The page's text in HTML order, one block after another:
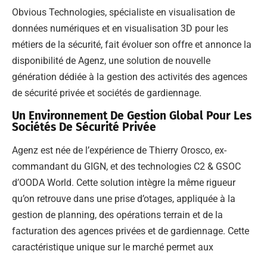
Obvious Technologies, spécialiste en visualisation de
données numériques et en visualisation 3D pour les
métiers de la sécurité, fait évoluer son offre et annonce la
disponibilité de Agenz, une solution de nouvelle
génération dédiée à la gestion des activités des agences
de sécurité privée et sociétés de gardiennage.
Un Environnement De Gestion Global Pour Les
Sociétés De Sécurité Privée
Agenz est née de l’expérience de Thierry Orosco, ex-
commandant du GIGN, et des technologies C2 & GSOC
d’OODA World. Cette solution intègre la même rigueur
qu’on retrouve dans une prise d’otages, appliquée à la
gestion de planning, des opérations terrain et de la
facturation des agences privées et de gardiennage. Cette
caractéristique unique sur le marché permet aux